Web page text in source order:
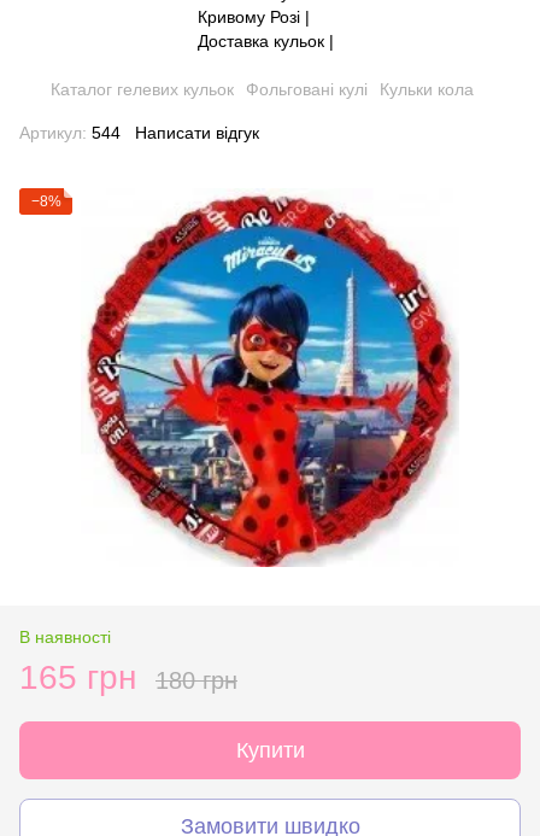
Каталог гелевих кульок Фольговані кулі Кульки кола
Артикул: 544 Написати відгук
−8%
В наявності
165 грн 180 грн
Купити
Замовити швидко